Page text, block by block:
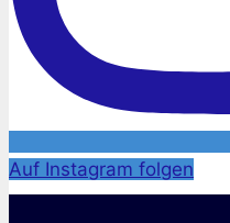
Auf Instagram folgen